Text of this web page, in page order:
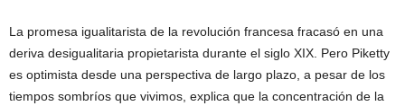
La promesa igualitarista de la revolución francesa fracasó en una
deriva desigualitaria propietarista durante el siglo XIX. Pero Piketty
es optimista desde una perspectiva de largo plazo, a pesar de los
tiempos sombríos que vivimos, explica que la concentración de la